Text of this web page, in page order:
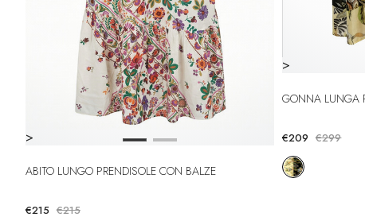
>
ABITO LUNGO PRENDISOLE CON BALZE
€215 €215
>
GONNA
€209 €299